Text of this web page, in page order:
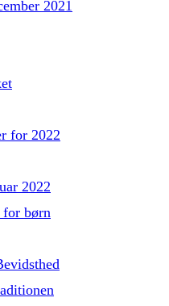
2021
for 2022
2022
for børn